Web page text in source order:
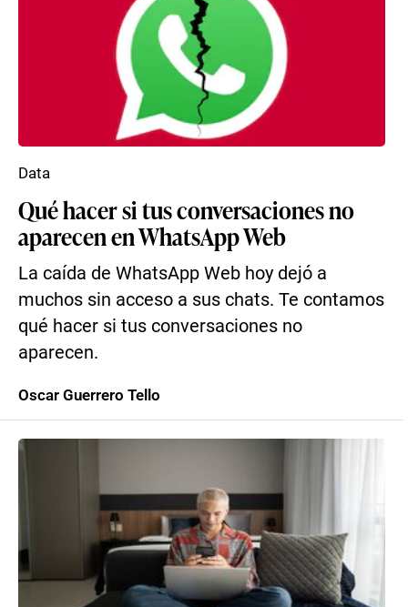
Qué hacer si tus conversaciones no
aparecen en WhatsApp Web
La caída de WhatsApp Web hoy dejó a
muchos sin acceso a sus chats. Te contamos
qué hacer si tus conversaciones no
aparecen.
Data
Oscar Guerrero Tello